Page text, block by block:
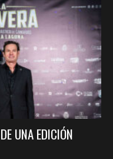
UNA EDICIÓN